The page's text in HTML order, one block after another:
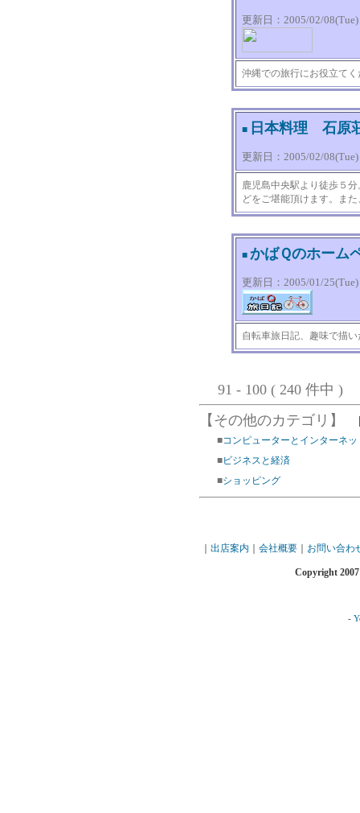
更新日：2005/02/
沖縄での旅行にお役立てく
■ 日本料理 石原
更新日：2005/02/
鹿児島中央駅より徒歩５
どをご堪能頂けます。ま
■ かばＱのホーム
更新日：2005/01/
自転車旅日記、趣味で描
91 - 100 ( 240 件中
【その他のカテゴリ】
■コンピューターとインターネッ
■ビジネスと経済
■ショッピング
出店案内 会社概要 お問い合わ
Copyright
-